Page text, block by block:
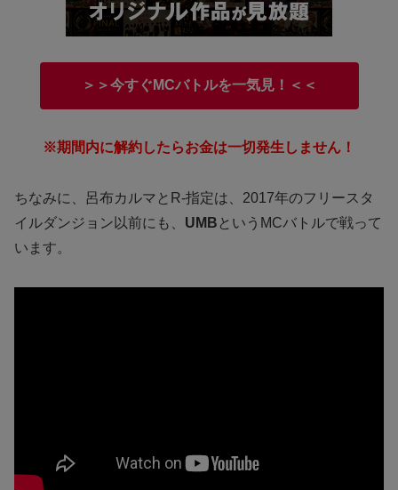
＞＞今すぐMCバトルを一気見！＜＜
※期間内に解約したらお金は一切発生しません！
ちなみに、呂布カルマとR-指定は、2017年のフリースタ
イルダンジョン以前にも、 UMB というMCバトルで戦って
います。